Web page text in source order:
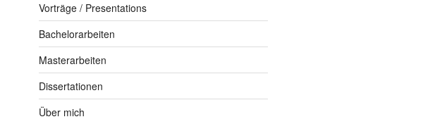
Vorträge / Presentations
Bachelorarbeiten
Masterarbeiten
Dissertationen
Über mich